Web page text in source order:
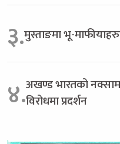
३.मुस्ताङमा भू-
४.अखण्ड भारतको
विरोधमा प्रदर्शन